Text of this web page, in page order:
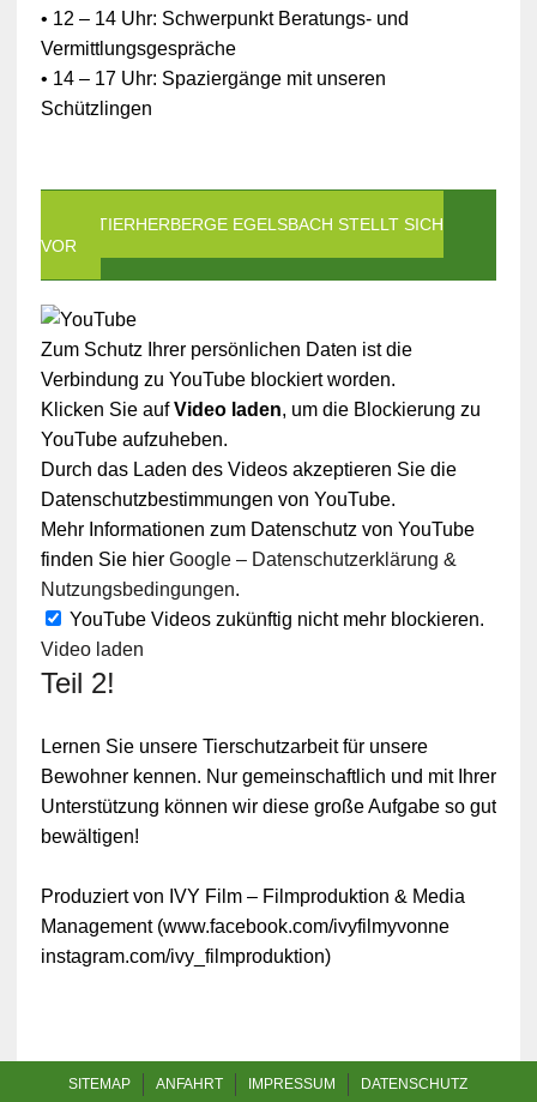
• 12 – 14 Uhr: Schwerpunkt Beratungs- und
Vermittlungsgespräche
• 14 – 17 Uhr: Spaziergänge mit unseren
Schützlingen
DIE TIERHERBERGE EGELSBACH STELLT SICH
VOR
Zum Schutz Ihrer persönlichen Daten ist die
Verbindung zu YouTube blockiert worden.
Klicken Sie aufVideo laden, um die Blockierung zu
YouTube aufzuheben.
Durch das Laden des Videos akzeptieren Sie die
Datenschutzbestimmungen von YouTube.
Mehr Informationen zum Datenschutz von YouTube
finden Sie hier Google – Datenschutzerklärung &
Nutzungsbedingungen.
YouTube Videos zukünftig nicht mehr blockieren.
Video laden
Teil 2!
Lernen Sie unsere Tierschutzarbeit für unsere
Bewohner kennen. Nur gemeinschaftlich und mit Ihrer
Unterstützung können wir diese große Aufgabe so gut
bewältigen!
Produziert von IVY Film – Filmproduktion & Media
Management (www.facebook.com/ivyfilmyvonne
instagram.com/ivy_filmproduktion)
SITEMAP ANFAHRT IMPRESSUM DATENSCHUTZ